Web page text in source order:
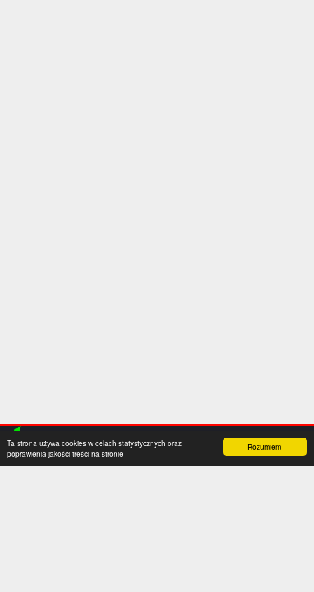
Rozumiem!
Ta strona używa cookies w celach statystycznych oraz
poprawienia jakości treści na stronie